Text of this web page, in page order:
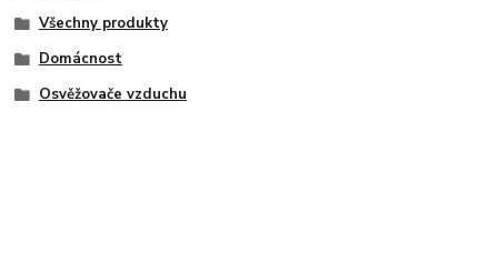
Všechny produkty
Domácnost
Osvěžovače vzduchu